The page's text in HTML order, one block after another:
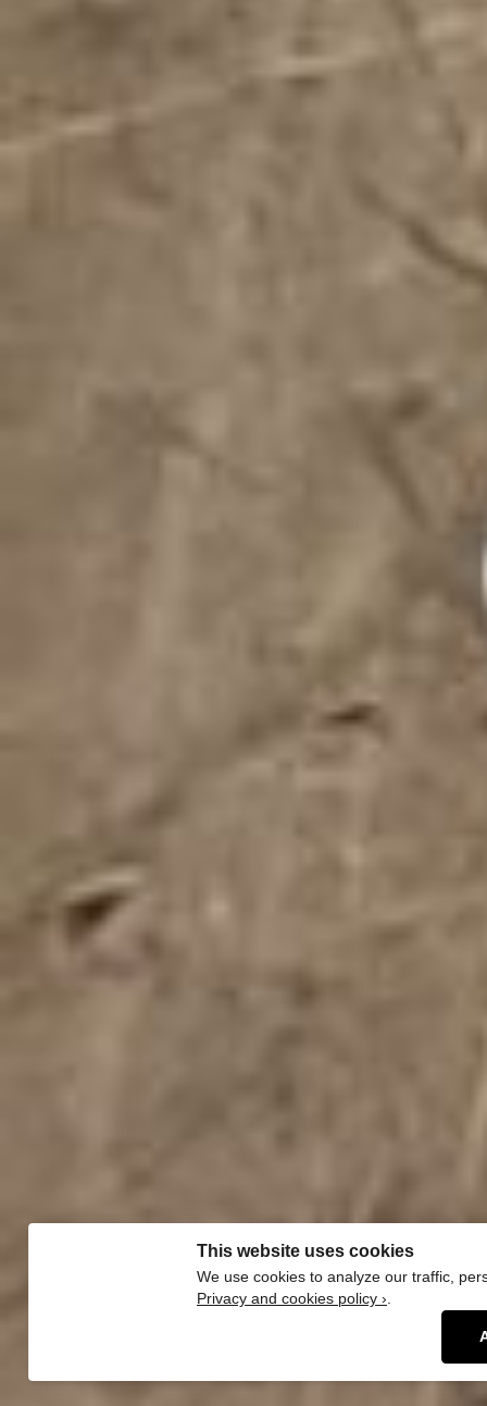
This website uses cookies
We use cookies to analyze our traffic,
Privacy and cookies policy ›.